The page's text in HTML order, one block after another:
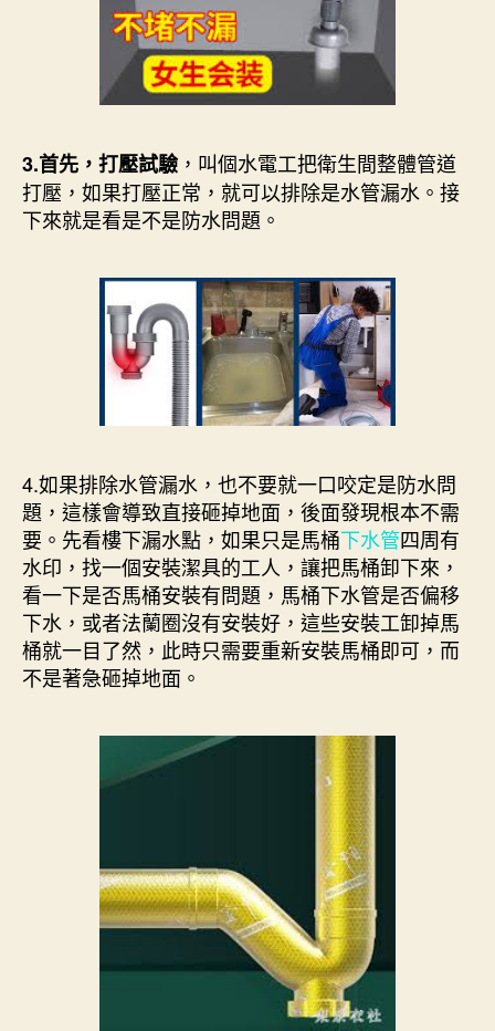
3.首先，打壓試驗 ，叫個水電工把衛生間整體管道
打壓，如果打壓正常，就可以排除是水管漏水。接
下來就是看是不是防水問題。
4.如果排除水管漏水，也不要就一口咬定是防水問
題，這樣會導致直接砸掉地面，後面發現根本不需
要。先看樓下漏水點，如果只是馬桶下水管四周有
水印，找一個安裝潔具的工人，讓把馬桶卸下來，
看一下是否馬桶安裝有問題，馬桶下水管是否偏移
下水，或者法蘭圈沒有安裝好，這些安裝工卸掉馬
桶就一目了然，此時只需要重新安裝馬桶即可，而
不是著急砸掉地面。